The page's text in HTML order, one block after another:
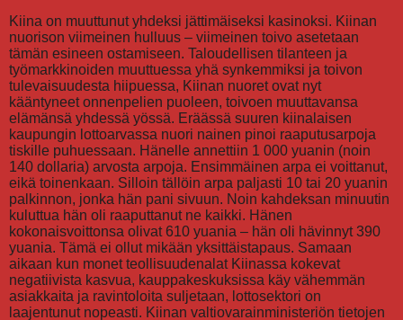
Kiina on muuttunut yhdeksi jättimäiseksi kasinoksi. Kiinan
nuorison viimeinen hulluus – viimeinen toivo asetetaan
tämän esineen ostamiseen. Taloudellisen tilanteen ja
työmarkkinoiden muuttuessa yhä synkemmiksi ja toivon
tulevaisuudesta hiipuessa, Kiinan nuoret ovat nyt
kääntyneet onnenpelien puoleen, toivoen muuttavansa
elämänsä yhdessä yössä. Eräässä suuren kiinalaisen
kaupungin lottoarvassa nuori nainen pinoi raaputusarpoja
tiskille puhuessaan. Hänelle annettiin 1 000 yuanin (noin
140 dollaria) arvosta arpoja. Ensimmäinen arpa ei voittanut,
eikä toinenkaan. Silloin tällöin arpa paljasti 10 tai 20 yuanin
palkinnon, jonka hän pani sivuun. Noin kahdeksan minuutin
kuluttua hän oli raaputtanut ne kaikki. Hänen
kokonaisvoittonsa olivat 610 yuania – hän oli hävinnyt 390
yuania. Tämä ei ollut mikään yksittäistapaus. Samaan
aikaan kun monet teollisuudenalat Kiinassa kokevat
negatiivista kasvua, kauppakeskuksissa käy vähemmän
asiakkaita ja ravintoloita suljetaan, lottosektori on
laajentunut nopeasti. Kiinan valtiovarainministeriön tietojen